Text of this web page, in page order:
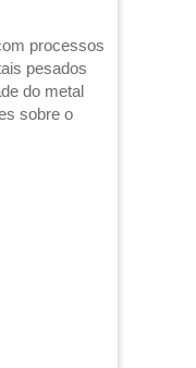
processos
pesados
do metal
sobre o